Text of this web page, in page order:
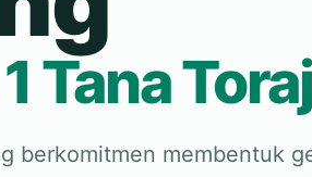
Tana
berkomitmen membentuk